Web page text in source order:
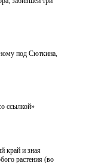
под Сюткина,
ссылкой»
край и зная
растения (во